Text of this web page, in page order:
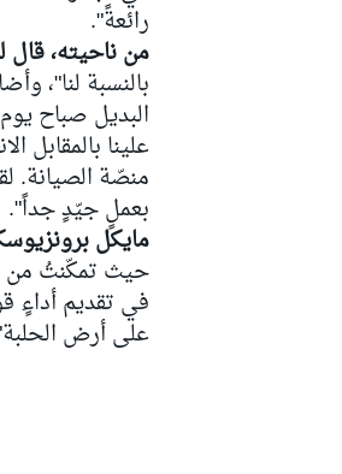
رالي
رائعةً".
من ناحيته،
بالنسبة لنا"،
البديل صباح
علينا بالمقابل
بعملٍ جيّدٍ جداً".
مايكل
حيث تمكّنتُ من
على أرض